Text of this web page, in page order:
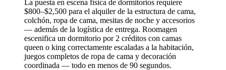
La puesta en escena física de dormitorios requiere
$800–$2,500 para el alquiler de la estructura de cama,
colchón, ropa de cama, mesitas de noche y accesorios
— además de la logística de entrega. Roomagen
escenifica un dormitorio por 2 créditos con camas
queen o king correctamente escaladas a la habitación,
juegos completos de ropa de cama y decoración
coordinada — todo en menos de 90 segundos.